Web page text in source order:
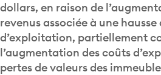
dollars, en raison de
revenus associée à une
d’exploitation, partiellement
l’augmentation des coûts
pertes de valeurs des